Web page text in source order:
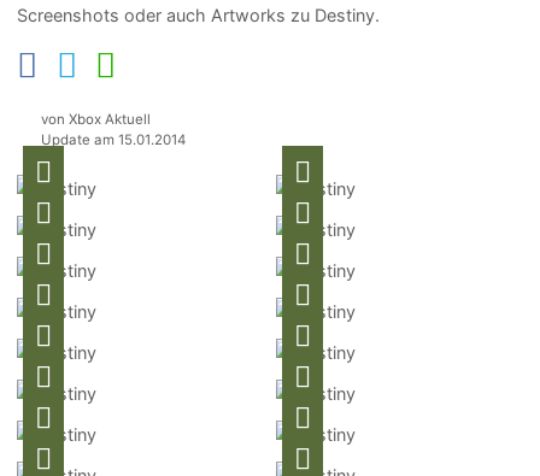
Screenshots oder auch Artworks zu Destiny.
von Xbox Aktuell
Update am 15.01.2014